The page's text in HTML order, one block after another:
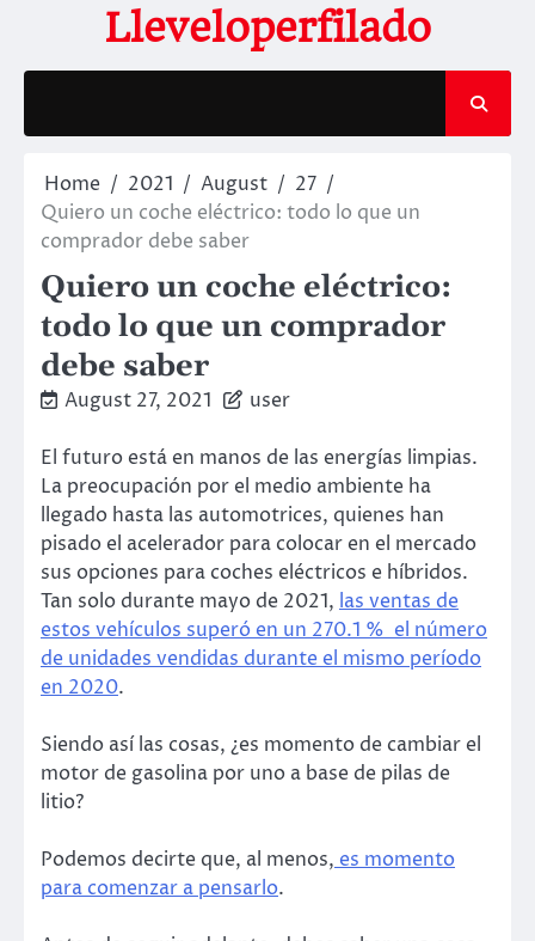
content
Lleveloperfilado
Home 2021 August
27
Quiero un coche eléctrico: todo lo que un
comprador debe saber
Quiero un coche eléctrico:
todo lo que un comprador
debe saber
August 27, 2021 user
El futuro está en manos de las energías limpias.
La preocupación por el medio ambiente ha
llegado hasta las automotrices, quienes han
pisado el acelerador para colocar en el mercado
sus opciones para coches eléctricos e híbridos.
Tan solo durante mayo de 2021, las ventas de
estos vehículos superó en un 270.1 % el número
de unidades vendidas durante el mismo período
en 2020.
Siendo así las cosas, ¿es momento de cambiar el
motor de gasolina por uno a base de pilas de
litio?
Podemos decirte que, al menos, es momento
para comenzar a pensarlo.